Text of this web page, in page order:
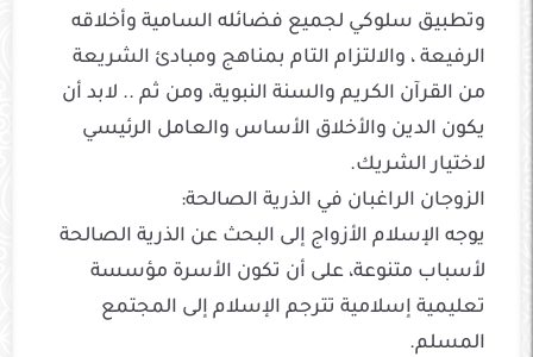
وتطبيق سلوكي لجميع فضائله السامية وأخلاقه
الرفيعة ، والالتزام التام بمناهج ومبادئ الشريعة
من القرآن الكريم والسنة النبوية، ومن ثم .. لابد أن
يكون الدين والأخلاق الأساس والعامل الرئيسي
لاختيار الشريك.
الزوجان الراغبان في الذرية الصالحة:
يوجه الإسلام الأزواج إلى البحث عن الذرية الصالحة
لأسباب متنوعة، على أن تكون الأسرة مؤسسة
تعليمية إسلامية تترجم الإسلام إلى المجتمع
المسلم.